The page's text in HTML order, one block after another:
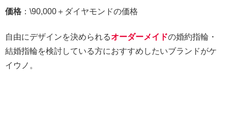
価格 ：\90,000＋ダイヤモンドの価格
自由にデザインを決められるオーダーメイドの婚約指輪・
結婚指輪を検討している方におすすめしたいブランドがケ
イウノ。